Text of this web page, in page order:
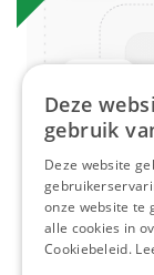
Deze
gebruik
Deze website
onze website te
alle cookies in
Cookiebeleid.